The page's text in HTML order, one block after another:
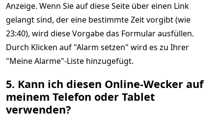
Anzeige. Wenn Sie auf diese Seite über einen Link
gelangt sind, der eine bestimmte Zeit vorgibt (wie
23:40), wird diese Vorgabe das Formular ausfüllen.
Durch Klicken auf "Alarm setzen" wird es zu Ihrer
"Meine Alarme"-Liste hinzugefügt.
5. Kann ich diesen Online-Wecker auf
meinem Telefon oder Tablet
verwenden?